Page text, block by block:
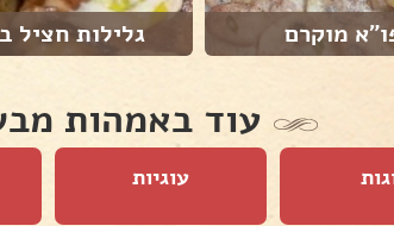
מוקרם גלילות חציל
עוד באמהות
עוגיות